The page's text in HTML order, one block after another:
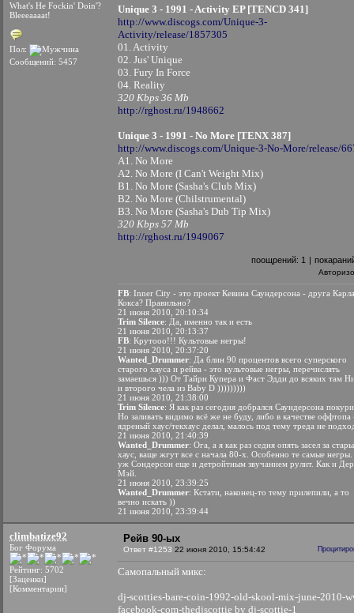
What's He Fockin' Doin'?
Bleeeaaaat!
Пол:
Сообщений: 5457
Unique 3 - 1991 - Activity EP [TENCD 341]
http://www.discogs.com/Unique-3-
Activity/release/1857305
01. Activity
02. Jus' Unique
03. Fury In Force
04. Reality
320 Kbps 36 Mb
http://rghost.ru/1948662
Unique 3 - 1991 - No More [TENX 387]
http://www.discogs.com/Unique-3-No-More/release/
A1. No More
A2. No More (I Can't Weight Mix)
B1. No More (Sasha's Club Mix)
B2. No More (Chilstrumental)
B3. No More (Sasha's Dub Tip Mix)
320 Kbps 57 Mb
http://rghost.ru/1949067
поощрений: 1 |
FB: Inner City - это проект Кевина Саундерсона - друга Карла
Кокса? Правильно?
21 июня 2010, 20:10:34
Trim Silence: Да, именно так и есть
21 июня 2010, 20:13:37
FB: Крутооо!!! Культовые негры!
21 июня 2010, 20:37:20
Wanted_Drummer: Да блин 90 процентов всего суперского
старого хауса и рейва - это культовые негры, перечислять
замаешься ))) От Тайри Купера и Фаст Эдди до всяких там
и второго чела из Baby D )))))))))
21 июня 2010, 21:38:00
Trim Silence: Я как раз сегодня добрался Саундерсона
Но заливать видимо всё же не буду, либо в качестве оффтопа
ядреный хаус/текхаус делал, малось под тему треда не
21 июня 2010, 21:40:39
Wanted_Drummer: Ога, а я как раз седня опять засел за
хаус, ваще жгут все с начала 80-х. Особенно те самые
уж Сондерсон еще и детройтным звучанием рулит. Как и
Мэй.
21 июня 2010, 23:39:25
Wanted_Drummer: Кстати, наконец-то тему прилепили, а то
вечно искать ))
21 июня 2010, 23:39:44
climbatize92
Бог Форума
Рейтинг: 5702
[Заценки]
[Комментарии]
Рейв 90-ых
Ответ #1253 22 июня 2010, 15:54:42
Самопальный микс:
dj-scotties-bare-coin-1992-old-skool-mix-june-2010-
facebook-com-thedjscottie by dj-scottie-1